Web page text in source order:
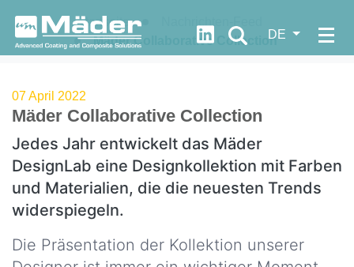
WIRD
SIND
Unsere
DNA
Werte
Let's
progress
together
Dokumentation
Quick
FDS
https://fr.linkedin.com/
DE
Startseite
Mäder Collaborative Collection
07 April 2022
Mäder Collaborative Collection
Jedes Jahr entwickelt das Mäder
DesignLab eine Designkollektion mit Farben
und Materialien, die die neuesten Trends
widerspiegeln.
Die Präsentation der Kollektion unserer